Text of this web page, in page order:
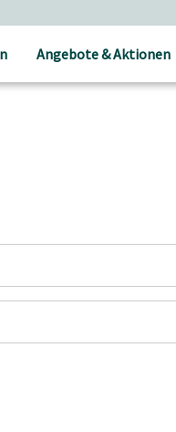
Angebote & Aktionen